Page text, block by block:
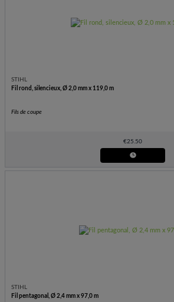
STIHL
Fil rond, silencieux, Ø 2,0 mm x 119,0 m
Fils de coupe
€25.50
STIHL
Fil pentagonal, Ø 2,4 mm x 97,0 m